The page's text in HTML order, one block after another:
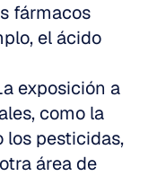
fármacos
el ácido
exposición a
como la
los pesticidas,
área de